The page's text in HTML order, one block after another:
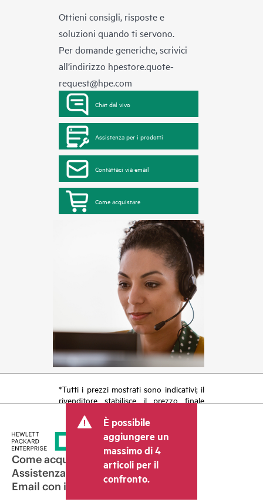
Ottieni consigli, risposte e
soluzioni quando ti servono.
Per domande generiche, scrivici
all’indirizzo hpestore.quote-
request@hpe.com
Chat dal vivo
Assistenza per i prodotti
Contattaci via email
Come acquistare
*Tutti i prezzi mostrati sono indicativi; il
rivenditore stabilisce il prezzo finale
costi, come le imposte sulla vendita/IVA
e le spese di spedizione. Il prezzo della
transazione stabilito dal rivenditore può
variare rispetto a quello di altri
rivenditori e al prezzo indicativo
mostrato. I prezzi indicativi possono
includere offerte promozionali a tempo
È possibile
aggiungere un
massimo di 4
articoli per il
confronto.
Come acquistare
Assistenza per i prodotti
Email con il commerciale